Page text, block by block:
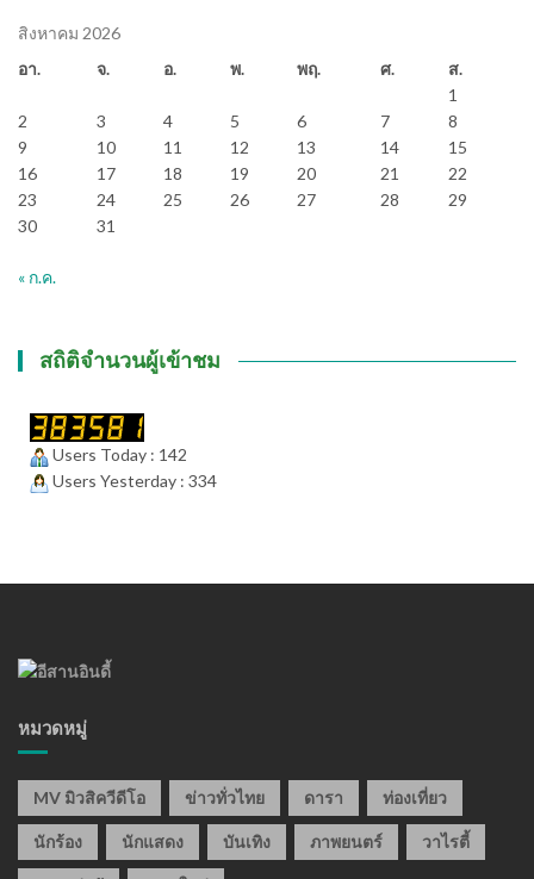
สิงหาคม 2026
อา.
จ. อ. พ. พฤ. ศ.
ส.
1
2
3 4 5 6 7
8
9
10 11 12 13 14
15
16
17 18 19 20 21
22
23
24 25 26 27 28
29
30
31
« ก.ค.
สถิติจำนวนผู้เข้าชม
Users Today : 142
Users Yesterday : 334
หมวดหมู่
MV มิวสิควีดีโอ ข่าวทั่วไทย ดารา ท่องเที่ยว
นักร้อง นักแสดง บันเทิง ภาพยนตร์ วาไรตี้